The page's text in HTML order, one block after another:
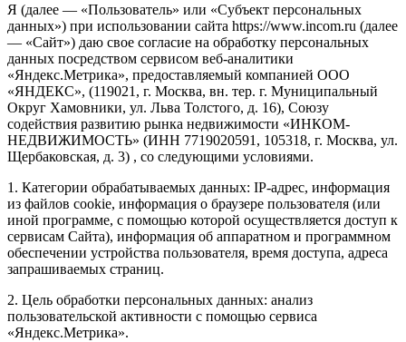
Я (далее — «Пользователь» или «Субъект персональных
данных») при использовании сайта https://www.incom.ru (далее
— «Сайт») даю свое согласие на обработку персональных
данных посредством сервисом веб-аналитики
«Яндекс.Метрика», предоставляемый компанией ООО
«ЯНДЕКС», (119021, г. Москва, вн. тер. г. Муниципальный
Округ Хамовники, ул. Льва Толстого, д. 16), Союзу
содействия развитию рынка недвижимости «ИНКОМ-
НЕДВИЖИМОСТЬ» (ИНН 7719020591, 105318, г. Москва, ул.
Щербаковская, д. 3) , со следующими условиями.
1. Категории обрабатываемых данных: IP-адрес, информация
из файлов cookie, информация о браузере пользователя (или
иной программе, с помощью которой осуществляется доступ к
сервисам Сайта), информация об аппаратном и программном
обеспечении устройства пользователя, время доступа, адреса
запрашиваемых страниц.
2. Цель обработки персональных данных: анализ
пользовательской активности с помощью сервиса
«Яндекс.Метрика».